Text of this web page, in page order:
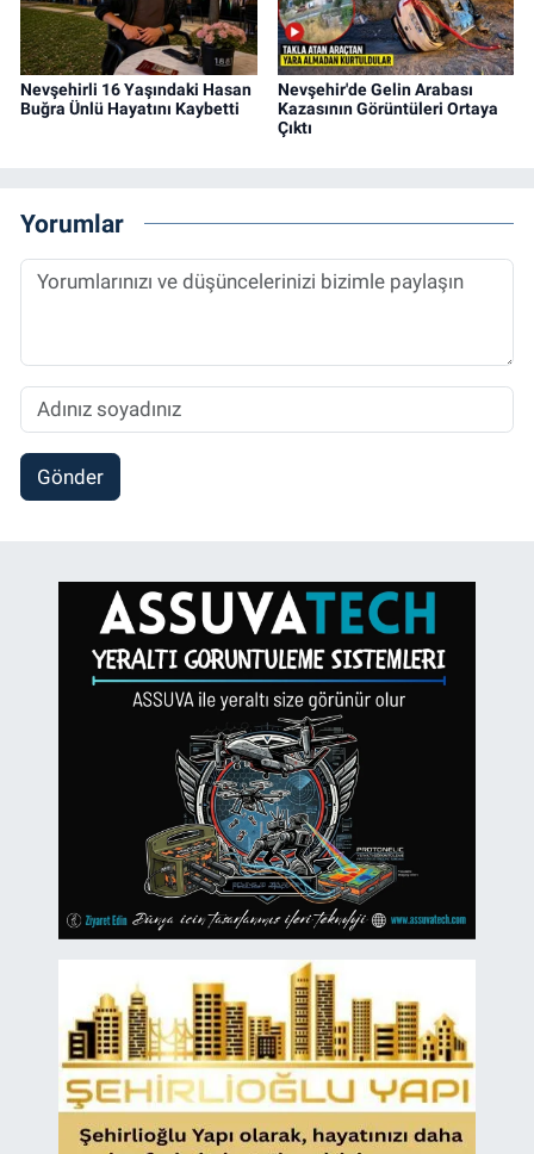
Nevşehirli 16 Yaşındaki Hasan
Buğra Ünlü Hayatını Kaybetti
Nevşehir'de Gelin Arabası
Kazasının Görüntüleri Ortaya
Çıktı
Yorumlar
Gönder